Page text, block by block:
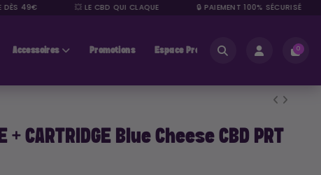
49€ 💥 LE CBD QUI CLAQUE 🔒 PAIEMENT 100% SÉCURISÉ
Accessoires Promotions Espace Pros 0
+ CARTRIDGE Blue Cheese CBD PRT